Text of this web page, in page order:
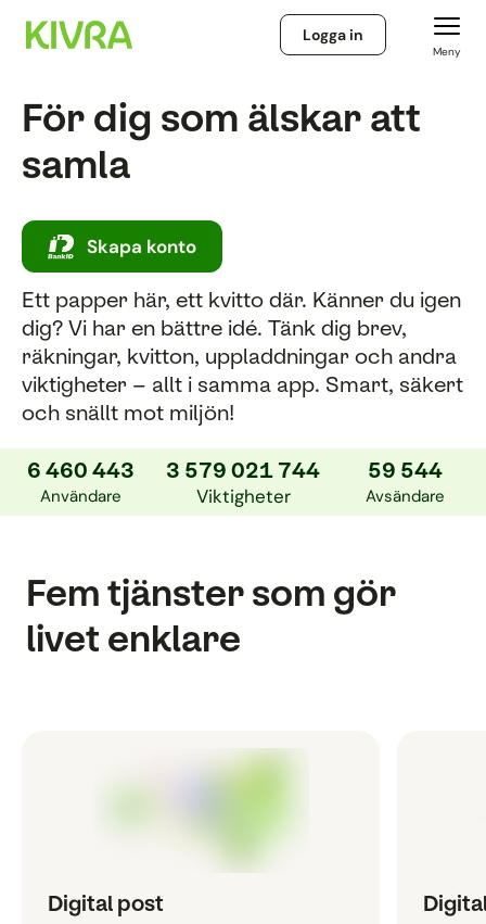
Logga in
Meny
För dig som älskar att
samla
Ett papper här, ett kvitto där. Känner du igen
dig? Vi har en bättre idé. Tänk dig brev,
räkningar, kvitton, uppladdningar och andra
viktigheter – allt i samma app. Smart, säkert
och snällt mot miljön!
Skapa konto
6 460 443
Användare
3 579 021 744
Viktigheter
59 544
Avsändare
Fem tjänster som gör
livet enklare
Digital post